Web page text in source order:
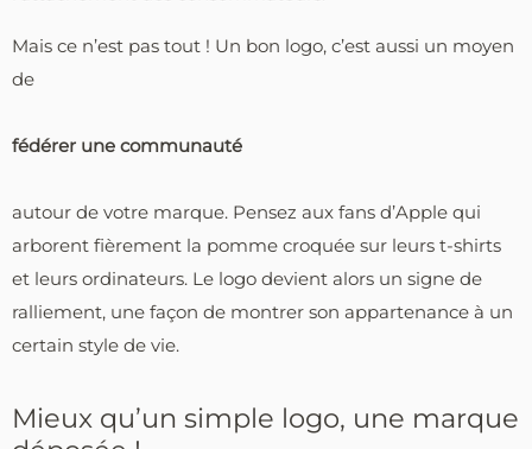
Mais ce n’est pas tout ! Un bon logo, c’est aussi un moyen
de
fédérer une communauté
autour de votre marque. Pensez aux fans d’Apple qui
arborent fièrement la pomme croquée sur leurs t-shirts
et leurs ordinateurs. Le logo devient alors un signe de
ralliement, une façon de montrer son appartenance à un
certain style de vie.
Mieux qu’un simple logo, une marque